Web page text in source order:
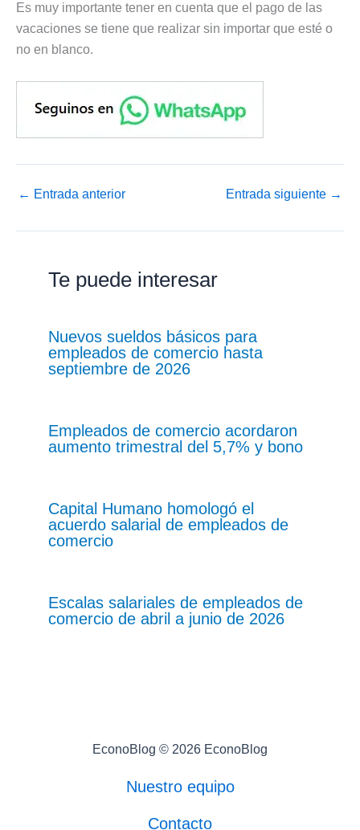
Es muy importante tener en cuenta que el pago de las
vacaciones se tiene que realizar sin importar que esté o
no en blanco.
← Entrada anterior Entrada siguiente →
Te puede interesar
Nuevos sueldos básicos para
empleados de comercio hasta
septiembre de 2026
Empleados de comercio acordaron
aumento trimestral del 5,7% y bono
Capital Humano homologó el
acuerdo salarial de empleados de
comercio
Escalas salariales de empleados de
comercio de abril a junio de 2026
EconoBlog © 2026 EconoBlog
Nuestro equipo
Contacto